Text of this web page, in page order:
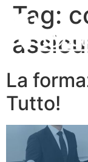
Tag:
La
Tutto!